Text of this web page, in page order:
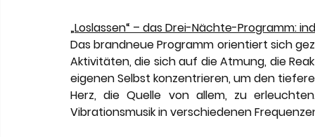
„Loslassen“ – das Drei-Nächte-Programm:
Das brandneue Programm orientiert sich
Aktivitäten, die sich auf die Atmung, die
eigenen Selbst konzentrieren, um den
Herz, die Quelle von allem, zu
Vibrationsmusik in verschiedenen